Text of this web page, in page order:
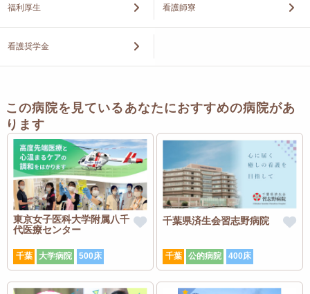
福利厚生 看護師寮
看護奨学金
この病院を見ているあなたにおすすめの病院があ
ります
東京女子医科大学附属八千
代医療センター
千葉 大学病院 500床
千葉県済生会習志野病院
千葉 公的病院 400床